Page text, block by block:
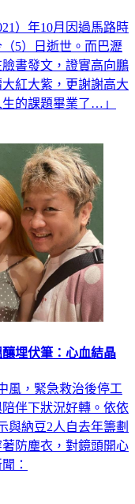
）年10月因過馬路時
5）日逝世。而巴瀝
書發文，證實高向鵬
紅大紫，更謝謝高大
的課題畢業了…」
埋伏筆：心血結晶
風，緊急救治後停工
伴下狀況好轉。依依
與納豆2人自去年籌劃
防塵衣，對鏡頭開心
：